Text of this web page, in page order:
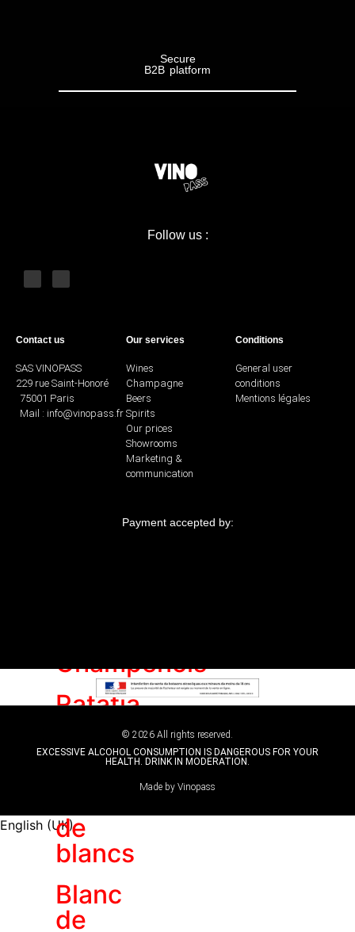
CHAMPAGNE
champagnes
Brut
nature
Extra
Brut
Demi-
Champenois
Ratafia
Sélection
de
blancs
Blanc
de
Secure
B2B platform
Follow us :
Contact us
SAS VINOPASS
229 rue Saint-Honoré
75001 Paris
Mail : info@vinopass.fr
Our services
Wines
Champagne
Beers
Spirits
Our prices
Showrooms
Marketing &
communication
Conditions
General user
conditions
Mentions légales
Payment accepted by:
© 2026 All rights reserved.
EXCESSIVE ALCOHOL CONSUMPTION IS DANGEROUS FOR YOUR
HEALTH. DRINK IN MODERATION.
Made by Vinopass
English (UK)